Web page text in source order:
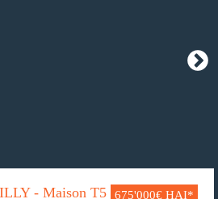
675'000€ HAI*
- Maison T5